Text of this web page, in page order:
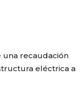
una recaudación
eléctrica a